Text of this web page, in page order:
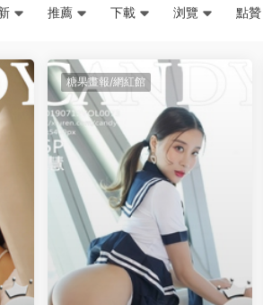
推薦 下載 浏覽 點贊
糖果畫報/網紅館